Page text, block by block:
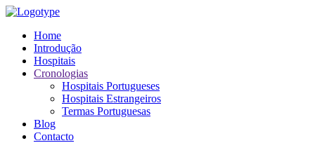
Home
Introdução
Hospitais
Cronologias
Hospitais Portugueses
Hospitais Estrangeiros
Termas Portuguesas
Blog
Contacto